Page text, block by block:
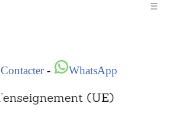
☰
Contacter- WhatsApp